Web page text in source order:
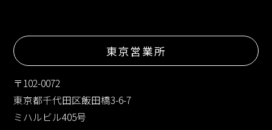
東京営業所
〒102-0072
東京都千代田区飯田橋3-6-7
ミハルビル405号